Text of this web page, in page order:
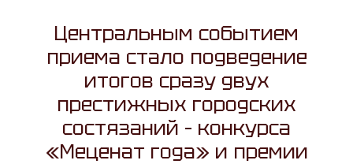
Центральным событием
приема стало подведение
итогов сразу двух
престижных городских
состязаний – конкурса
«Меценат года» и премии